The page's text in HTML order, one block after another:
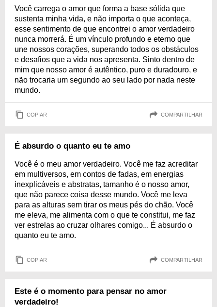
Você carrega o amor que forma a base sólida que
sustenta minha vida, e não importa o que aconteça,
esse sentimento de que encontrei o amor verdadeiro
nunca morrerá. É um vínculo profundo e eterno que
une nossos corações, superando todos os obstáculos
e desafios que a vida nos apresenta. Sinto dentro de
mim que nosso amor é autêntico, puro e duradouro, e
não trocaria um segundo ao seu lado por nada neste
mundo.
COPIAR COMPARTILHAR
É absurdo o quanto eu te amo
Você é o meu amor verdadeiro. Você me faz acreditar
em multiversos, em contos de fadas, em energias
inexplicáveis e abstratas, tamanho é o nosso amor,
que não parece coisa desse mundo. Você me leva
para as alturas sem tirar os meus pés do chão. Você
me eleva, me alimenta com o que te constitui, me faz
ver estrelas ao cruzar olhares comigo... É absurdo o
quanto eu te amo.
COPIAR COMPARTILHAR
Este é o momento para pensar no amor
verdadeiro!